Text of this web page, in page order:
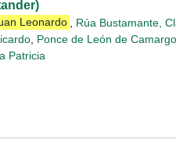
Leonardo Rúa Bustamante,
Ponce de León de
Patricia